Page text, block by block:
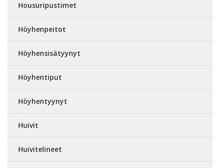
Housuripustimet
Höyhenpeitot
Höyhensisätyynyt
Höyhentiput
Höyhentyynyt
Huivit
Huivitelineet